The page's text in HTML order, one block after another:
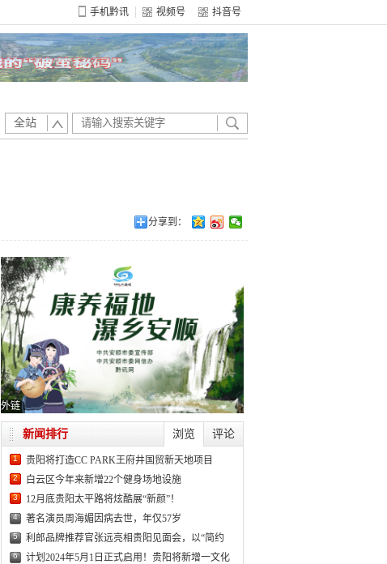
手机黔讯 视频号 抖音号
全站
分享到：
外链
浏览 评论
新闻排行
1 贵阳将打造CC PARK王府井国贸新天地项目
2 白云区今年来新增22个健身场地设施
3 12月底贵阳太平路将炫酷展“新颜”！
4 著名演员周海媚因病去世，年仅57岁
5 利郎品牌推荐官张远亮相贵阳见面会，以“简约
6 计划2024年5月1日正式启用！贵阳将新增一文化